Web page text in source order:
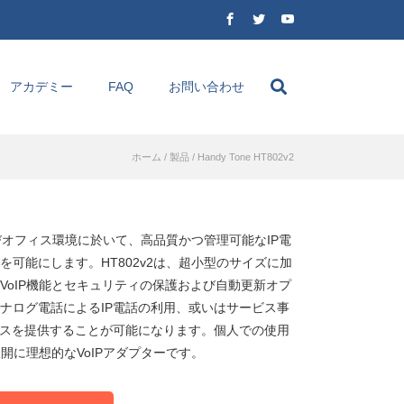
アカデミー FAQ お問い合わせ
ホーム / 製品 / Handy Tone HT802v2
フィス環境に於いて、高品質かつ管理可能なIP電
可能にします。HT802v2は、超小型のサイズに加
機能とセキュリティの保護および自動更新オプ
ログ電話によるIP電話の利用、或いはサービス事
を提供することが可能になります。個人での使用
に理想的なVoIPアダプターです。